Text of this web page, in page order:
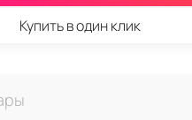
Купить в один клик